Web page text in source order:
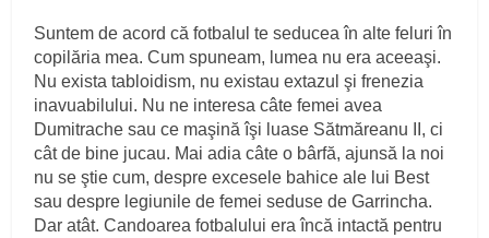
Suntem de acord că fotbalul te seducea în alte feluri în
copilăria mea. Cum spuneam, lumea nu era aceeaşi.
Nu exista tabloidism, nu existau extazul şi frenezia
inavuabilului. Nu ne interesa câte femei avea
Dumitrache sau ce maşină îşi luase Sătmăreanu II, ci
cât de bine jucau. Mai adia câte o bârfă, ajunsă la noi
nu se ştie cum, despre excesele bahice ale lui Best
sau despre legiunile de femei seduse de Garrincha.
Dar atât. Candoarea fotbalului era încă intactă pentru